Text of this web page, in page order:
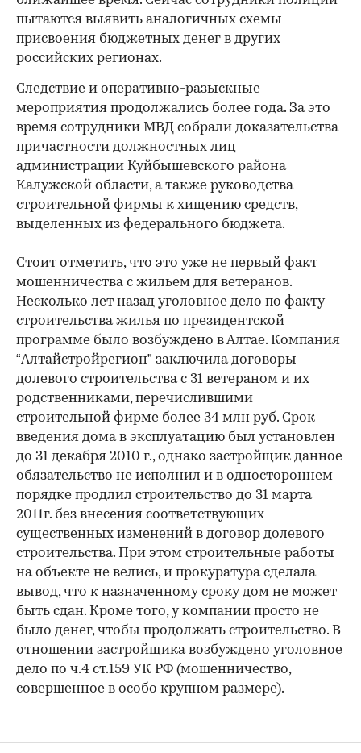
пытаются выявить аналогичных схемы
присвоения бюджетных денег в других
российских регионах.
Следствие и оперативно-разыскные
мероприятия продолжались более года. За это
время сотрудники МВД собрали доказательства
причастности должностных лиц
администрации Куйбышевского района
Калужской области, а также руководства
строительной фирмы к хищению средств,
выделенных из федерального бюджета.
Стоит отметить, что это уже не первый факт
мошенничества с жильем для ветеранов.
Несколько лет назад уголовное дело по факту
строительства жилья по президентской
программе было возбуждено в Алтае. Компания
“Алтайстройрегион” заключила договоры
долевого строительства с 31 ветераном и их
родственниками, перечислившими
строительной фирме более 34 млн руб. Срок
введения дома в эксплуатацию был установлен
до 31 декабря 2010 г., однако застройщик данное
обязательство не исполнил и в одностороннем
порядке продлил строительство до 31 марта
2011г. без внесения соответствующих
существенных изменений в договор долевого
строительства. При этом строительные работы
на объекте не велись, и прокуратура сделала
вывод, что к назначенному сроку дом не может
быть сдан. Кроме того, у компании просто не
было денег, чтобы продолжать строительство. В
отношении застройщика возбуждено уголовное
дело по ч.4 ст.159 УК РФ (мошенничество,
совершенное в особо крупном размере).